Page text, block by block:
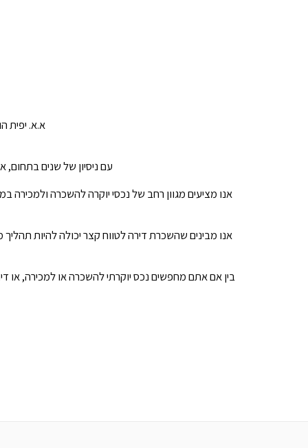
א.א. יפית
עם ניסיון של שנים
אנו מציעים מגוון רחב של נכסי יוקרה להשכרה ולמכירה
אנו מבינים שהשכרת דירה לטווח קצר יכולה להיות
בין אם אתם מחפשים נכס יוקרתי להשכרה או למכירה, או